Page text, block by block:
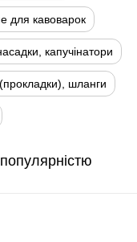
для кавоварок
капучінатори
шланги